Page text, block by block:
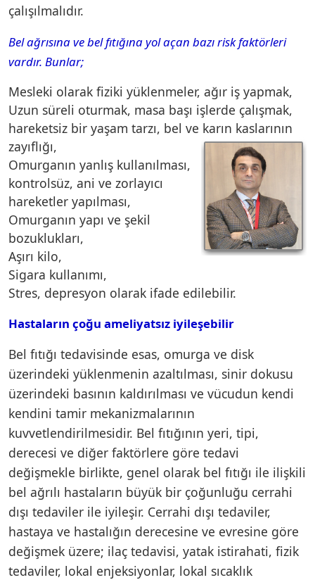
çalışılmalıdır.
Bel ağrısına ve bel fıtığına yol açan bazı risk faktörleri
vardır. Bunlar;
Mesleki olarak fiziki yüklenmeler, ağır iş yapmak,
Uzun süreli oturmak, masa başı işlerde çalışmak,
hareketsiz bir yaşam tarzı, bel ve karın kaslarının
zayıflığı,
Omurganın yanlış kullanılması,
kontrolsüz, ani ve zorlayıcı
hareketler yapılması,
Omurganın yapı ve şekil
bozuklukları,
Aşırı kilo,
Sigara kullanımı,
Stres, depresyon olarak ifade edilebilir.
Hastaların çoğu ameliyatsız iyileşebilir
Bel fıtığı tedavisinde esas, omurga ve disk
üzerindeki yüklenmenin azaltılması, sinir dokusu
üzerindeki basının kaldırılması ve vücudun kendi
kendini tamir mekanizmalarının
kuvvetlendirilmesidir. Bel fıtığının yeri, tipi,
derecesi ve diğer faktörlere göre tedavi
değişmekle birlikte, genel olarak bel fıtığı ile ilişkili
bel ağrılı hastaların büyük bir çoğunluğu cerrahi
dışı tedaviler ile iyileşir. Cerrahi dışı tedaviler,
hastaya ve hastalığın derecesine ve evresine göre
değişmek üzere; ilaç tedavisi, yatak istirahati, fizik
tedaviler, lokal enjeksiyonlar, lokal sıcaklık